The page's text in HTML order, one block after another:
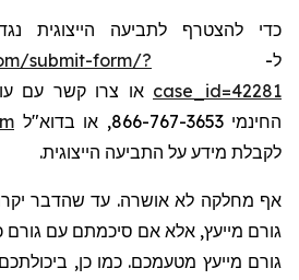
כדי להצטרף לתביעה הייצוגית
ל- submit-form/?
case_id=42281 או צרו קשר עם
החינמי 866-767-3653, או בדוא"ל
לקבלת מידע על התביעה הייצוגית.
אף מחלקה לא אושרה. עד שהדבר יקרה,
גורם מייעץ, אלא אם סיכמתם עם
גורם מייעץ מטעמכם. כמו כן,